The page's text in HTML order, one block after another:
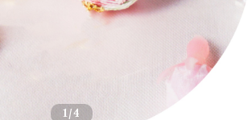
1/4